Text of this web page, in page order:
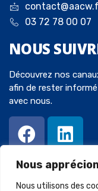
Nous
Nous utilisons des
03 72 78 00 07
NOUS
Découvrez nos
afin de rester
avec nous.